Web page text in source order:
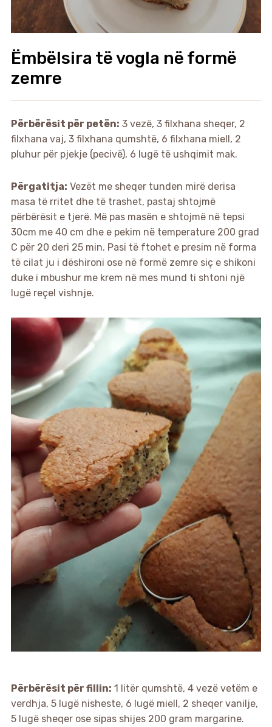
Ëmbëlsira të vogla në formë
zemre
Përbërësit për petën: 3 vezë, 3 filxhana sheqer, 2
filxhana vaj, 3 filxhana qumshtë, 6 filxhana miell, 2
pluhur për pjekje (pecivë), 6 lugë të ushqimit mak.
Përgatitja: Vezët me sheqer tunden mirë derisa
masa të rritet dhe të trashet, pastaj shtojmë
përbërësit e tjerë. Më pas masën e shtojmë në tepsi
30cm me 40 cm dhe e pekim në temperature 200 grad
C për 20 deri 25 min. Pasi të ftohet e presim në forma
të cilat ju i dëshironi ose në formë zemre siç e shikoni
duke i mbushur me krem në mes mund ti shtoni një
lugë reçel vishnje.
Përbërësit për fillin: 1 litër qumshtë, 4 vezë vetëm e
verdhja, 5 lugë nisheste, 6 lugë miell, 2 sheqer vanilje,
5 lugë sheqer ose sipas shijes 200 gram margarine.